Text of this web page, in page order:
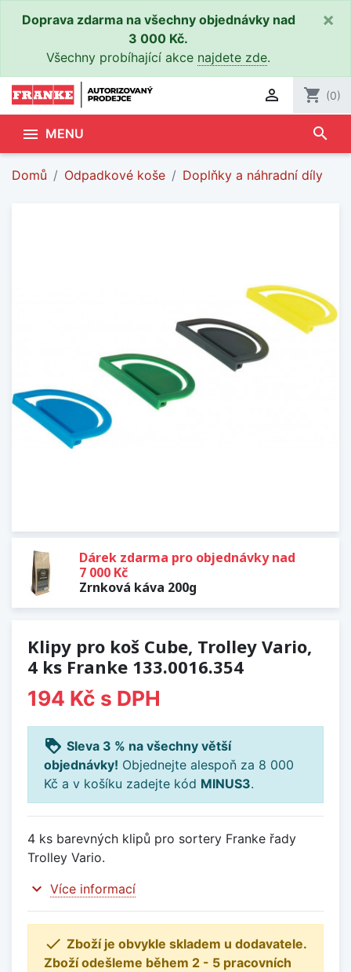
Doprava zdarma na všechny objednávky nad
3 000 Kč.
Všechny probíhající akce najdete zde.
×
 shopping_cart (0)
 MENU search
Domů Odpadkové koše Doplňky a náhradní díly
Dárek zdarma pro objednávky nad
7 000 Kč
Zrnková káva 200g
Klipy pro koš Cube, Trolley Vario,
4 ks Franke 133.0016.354
194 Kč s DPH
loyalty Sleva 3 % na všechny větší
objednávky! Objednejte alespoň za 8 000
Kč a v košíku zadejte kód MINUS3.
4 ks barevných klipů pro sortery Franke řady
Trolley Vario.
expand_more Více informací
 Zboží je obvykle skladem u dodavatele.
Zboží odešleme během 2 - 5 pracovních